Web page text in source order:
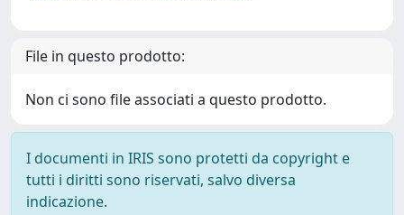
File in questo prodotto:
Non ci sono file associati a questo prodotto.
I documenti in IRIS sono protetti da copyright e
tutti i diritti sono riservati, salvo diversa
indicazione.